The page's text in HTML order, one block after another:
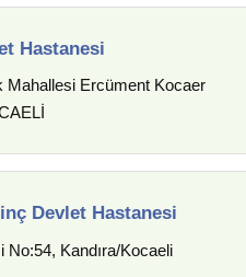
Hastanesi
Mahallesi Ercüment Kocaer
Devlet Hastanesi
Kandıra/Kocaeli